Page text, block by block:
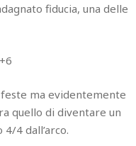
fiducia, una delle
feste ma evidentemente
quello di diventare un
4 dall’arco.